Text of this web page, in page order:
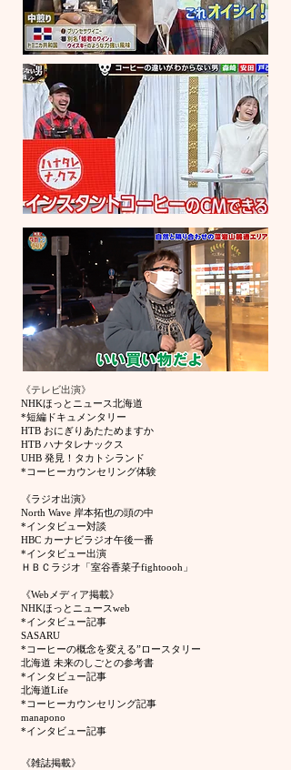
《テレビ出演》
NHKほっとニュース北海道
*短編ドキュメンタリー
HTB おにぎりあたためますか
​HTB ハナタレナックス
UHB 発見！タカトシランド
*コーヒーカウンセリング体験
《ラジオ出演》
North Wave 岸本拓也の頭の中
*インタビュー対談
HBC カーナビラジオ午後一番
*インタビュー出演
ＨＢＣラジオ「室谷香菜子fightoooh」
《Webメディア掲載》
NHKほっとニュースweb
*インタビュー記事
SASARU
*コーヒーの概念を変える”ロースタリー
北海道 未来のしごとの参考書
*インタビュー記事
北海道Life
*コーヒーカウンセリング記事
manapono
*インタビュー記事
《雑誌掲載》